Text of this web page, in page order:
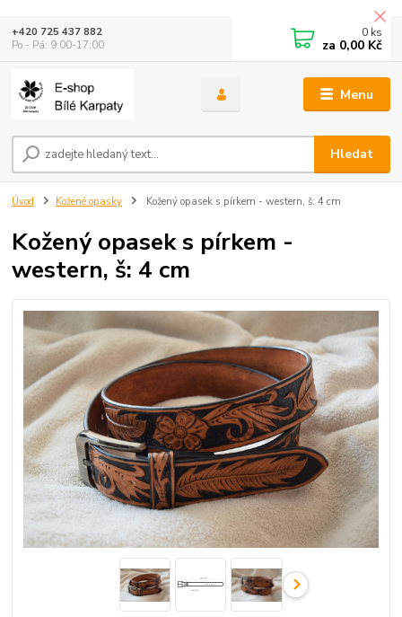
Menu
Hledat
+420 725 437 882
Po - Pá: 9:00-17:00
0 ks
za 0,00 Kč
Úvod Kožené opasky Kožený opasek s pírkem - western, š: 4 cm
Kožený opasek s pírkem -
western, š: 4 cm